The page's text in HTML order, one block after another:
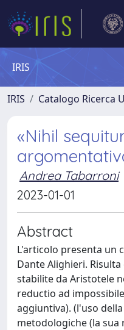
IRIS
IRIS Catalogo Ricerca
«Nihil
Andrea Tabarroni
2023-01-01
Abstract
L'articolo presenta un
Dante Alighieri.
stabilite da Aristotele
reductio ad
aggiuntiva). (l'uso
metodologiche (la